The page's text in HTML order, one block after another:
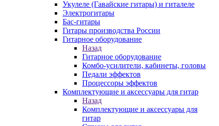
Укулеле (Гавайские гитары) и гиталеле
Электрогитары
Бас-гитары
Гитары производства России
Гитарное оборудование
Назад
Гитарное оборудование
Комбо-усилители, кабинеты, головы
Педали эффектов
Процессоры эффектов
Комплектующие и аксессуары для гитар
Назад
Комплектующие и аксессуары для
гитар